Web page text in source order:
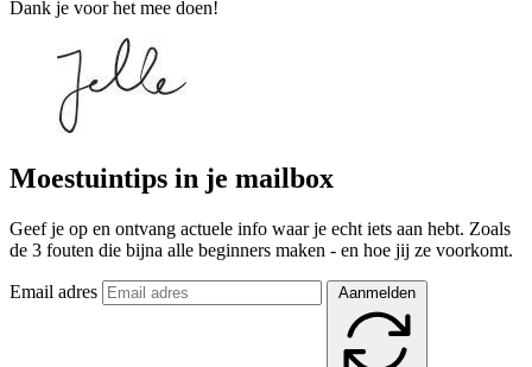
Dank je voor het mee doen!
Moestuintips in je mailbox
Geef je op en ontvang actuele info waar je echt iets aan hebt. Zoals
de 3 fouten die bijna alle beginners maken - en hoe jij ze voorkomt.
Email adres Aanmelden